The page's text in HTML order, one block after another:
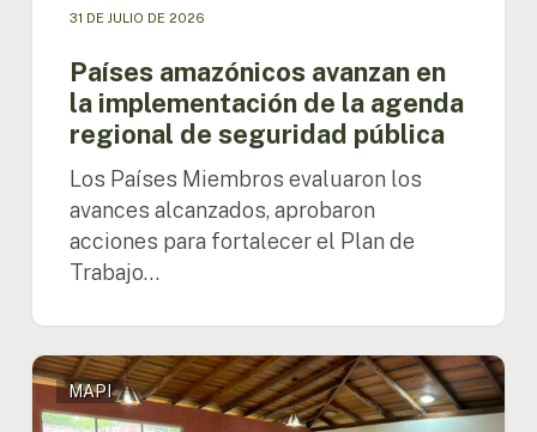
31 DE JULIO DE 2026
Países amazónicos avanzan en
la implementación de la agenda
regional de seguridad pública
Los Países Miembros evaluaron los
avances alcanzados, aprobaron
acciones para fortalecer el Plan de
Trabajo…
Ecuador
fortalece
la
MAPI